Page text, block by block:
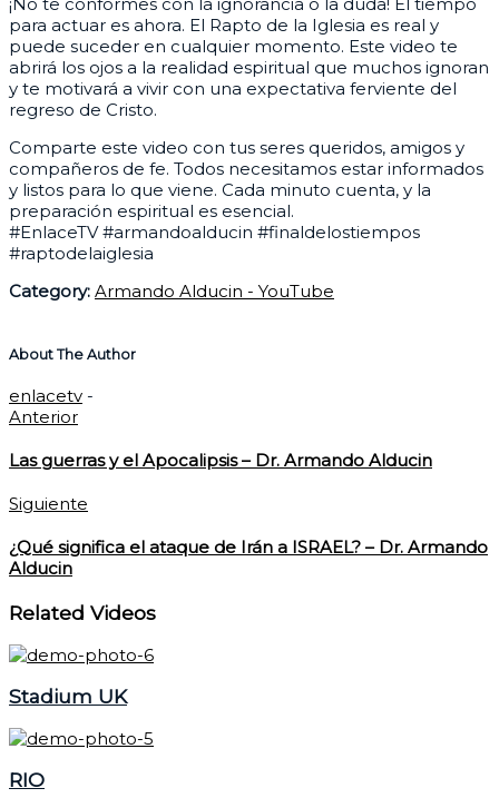
para actuar es ahora. El Rapto de la Iglesia es real y
puede suceder en cualquier momento. Este video te
abrirá los ojos a la realidad espiritual que muchos ignoran
y te motivará a vivir con una expectativa ferviente del
regreso de Cristo.
Comparte este video con tus seres queridos, amigos y
compañeros de fe. Todos necesitamos estar informados
y listos para lo que viene. Cada minuto cuenta, y la
preparación espiritual es esencial.
#EnlaceTV #armandoalducin #finaldelostiempos
#raptodelaiglesia
Category: Armando Alducin - YouTube
About The Author
enlacetv -
Anterior
Las guerras y el Apocalipsis – Dr. Armando Alducin
Siguiente
¿Qué significa el ataque de Irán a ISRAEL? – Dr. Armando
Alducin
Related Videos
Stadium UK
RIO